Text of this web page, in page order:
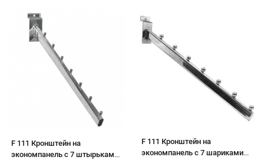
F 111 Кронштейн на
экономпанель с 7 штырьками,
F 111 Кронштейн на
экономпанель с 7 шариками